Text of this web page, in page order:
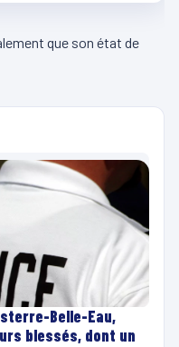
que son état de
Belle-Eau,
blessés, dont un